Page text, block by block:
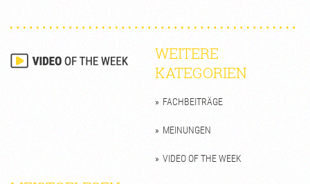
WEITERE
KATEGORIEN
FACHBEITRÄGE
MEINUNGEN
VIDEO OF THE WEEK